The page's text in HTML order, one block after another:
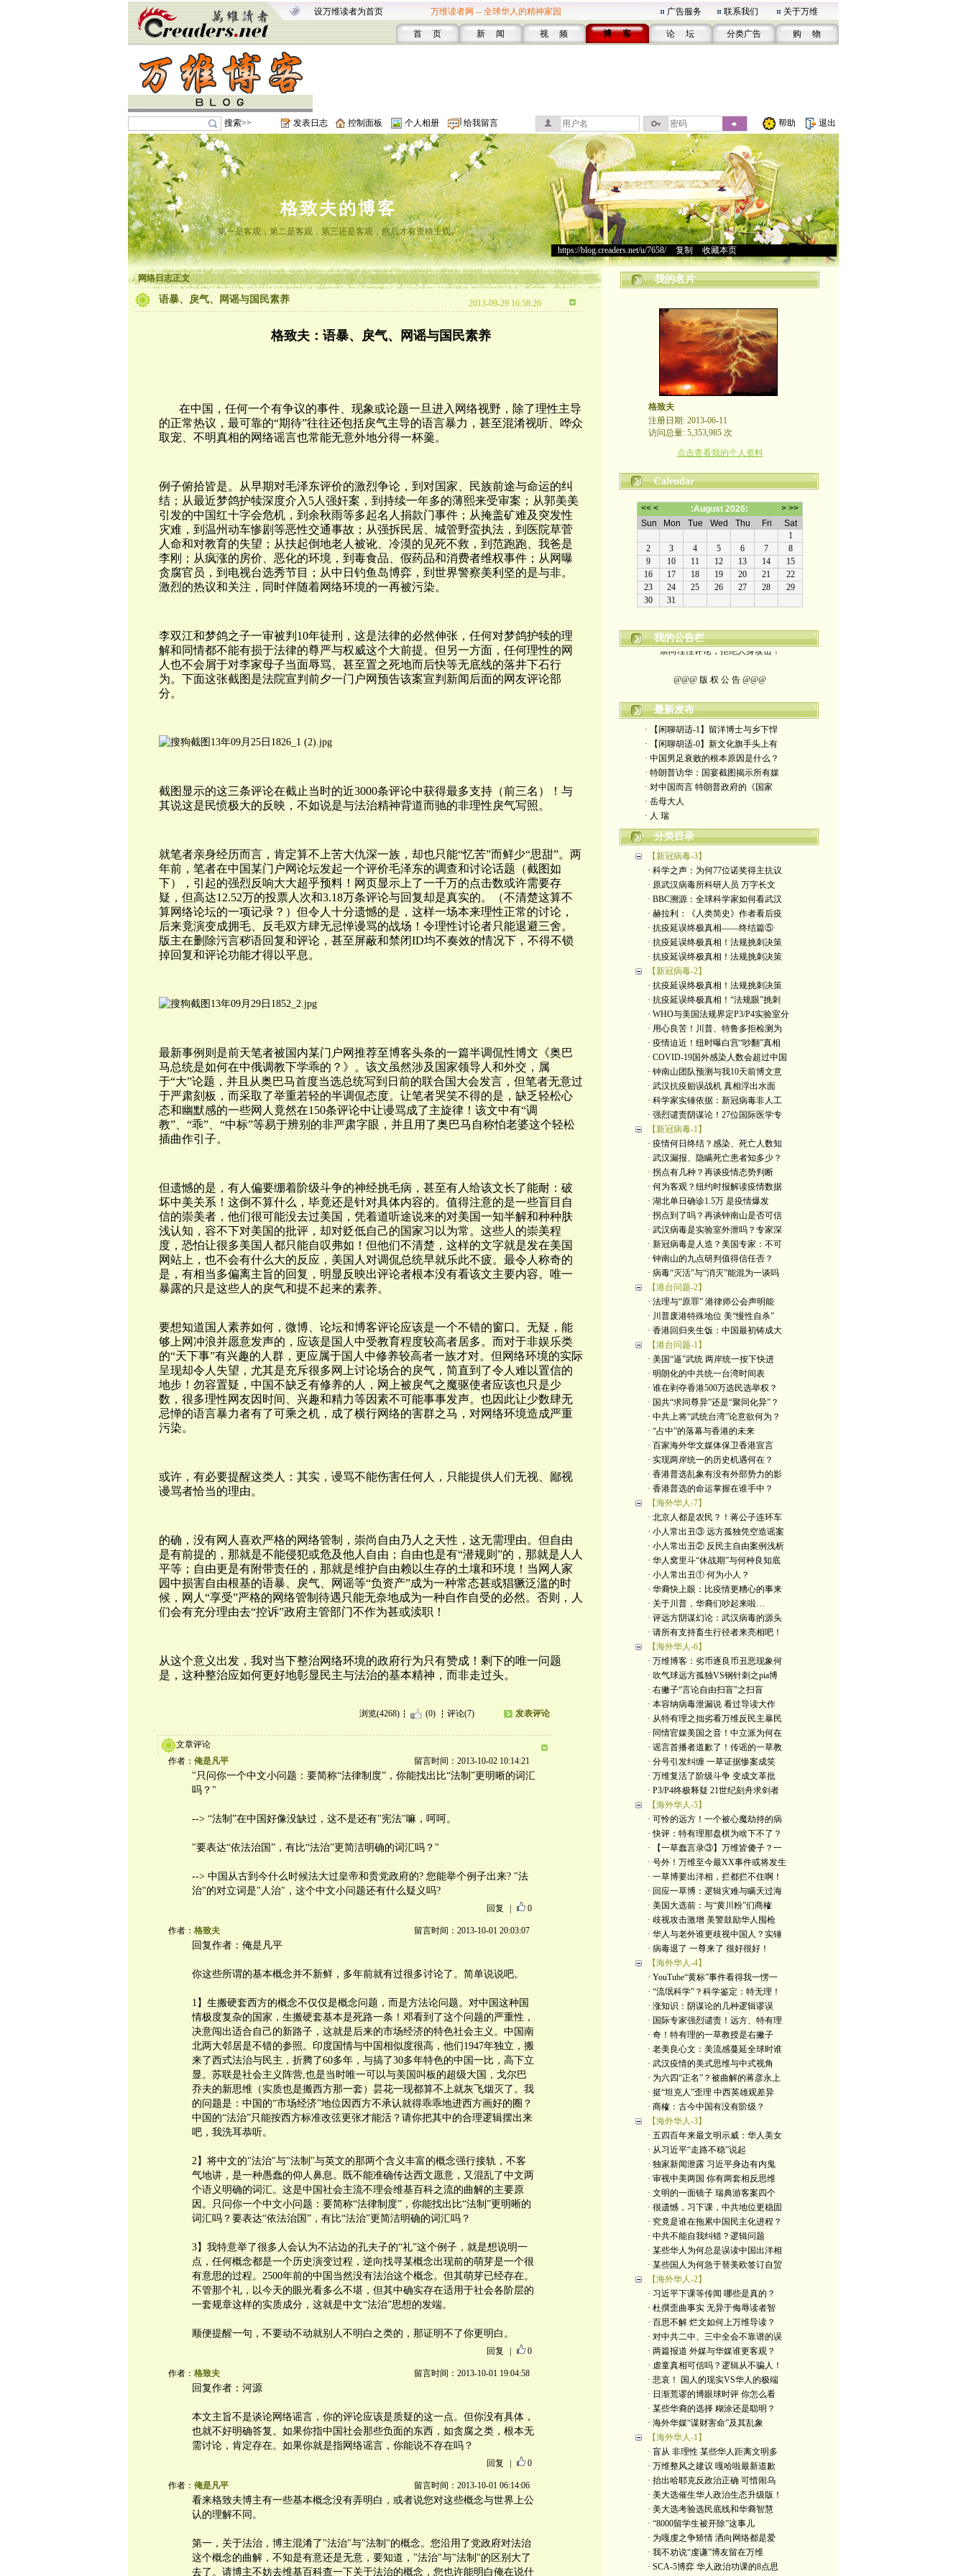
设万维读者为首页 万维读者网 -- 全球华人的精神家园 广告服务 联系我们 关于万维
首 页 新 闻 视 频 博 客 论 坛 分类广告 购 物
搜索>> 发表日志 控制面板 个人相册 给我留言 帮助 退出
格致夫的博客
第一是客观，第二是客观，第三还是客观，然后才有资格主观。
https://blog.creaders.net/u/7658/> 复制 收藏本页
网络日志正文
语暴、戾气、网谣与国民素养 2013-09-29 16:58:26
格致夫：语暴、戾气、网谣与国民素养
在中国，任何一个有争议的事件、现象或论题一旦进入网络视野，除了理性主导
的正常热议，最可靠的“期待”往往还包括戾气主导的语言暴力，甚至混淆视听、哗众
取宠、不明真相的网络谣言也常能无意外地分得一杯羹。
例子俯拾皆是。从早期对毛泽东评价的激烈争论，到对国家、民族前途与命运的纠
结；从最近梦鸽护犊深度介入5人强奸案，到持续一年多的薄熙来受审案；从郭美美
引发的中国红十字会危机，到余秋雨等多起名人捐款门事件；从掩盖矿难及突发性
灾难，到温州动车惨剧等恶性交通事故；从强拆民居、城管野蛮执法，到医院草菅
人命和对教育的失望；从扶起倒地老人被讹、冷漠的见死不救，到范跑跑、我爸是
李刚；从疯涨的房价、恶化的环境，到毒食品、假药品和消费者维权事件；从网曝
贪腐官员，到电视台选秀节目；从中日钓鱼岛博弈，到世界警察美利坚的是与非。
激烈的热议和关注，同时伴随着网络环境的一再被污染。
李双江和梦鸽之子一审被判10年徒刑，这是法律的必然伸张，任何对梦鸽护犊的理
解和同情都不能有损于法律的尊严与权威这个大前提。但另一方面，任何理性的网
人也不会屑于对李家母子当面辱骂、甚至置之死地而后快等无底线的落井下石行
为。下面这张截图是法院宣判前夕一门户网预告该案宣判新闻后面的网友评论部
分。
截图显示的这三条评论在截止当时的近3000条评论中获得最多支持（前三名）！与
其说这是民愤极大的反映，不如说是与法治精神背道而驰的非理性戾气写照。
就笔者亲身经历而言，肯定算不上苦大仇深一族，却也只能“忆苦”而鲜少“思甜”。两
年前，笔者在中国某门户网论坛发起一个评价毛泽东的调查和讨论话题（截图如
下），引起的强烈反响大大超乎预料！网页显示上了一千万的点击数或许需要存
疑，但高达12.52万的投票人次和3.18万条评论与回复却是真实的。（不清楚这算不
算网络论坛的一项记录？）但令人十分遗憾的是，这样一场本来理性正常的讨论，
后来竟演变成拥毛、反毛双方肆无忌惮谩骂的战场！令理性讨论者只能退避三舍。
版主在删除污言秽语回复和评论，甚至屏蔽和禁闭ID均不奏效的情况下，不得不锁
掉回复和评论功能才得以平息。
最新事例则是前天笔者被国内某门户网推荐至博客头条的一篇半调侃性博文《奥巴
马总统是如何在中俄调教下学乖的？》。该文虽然涉及国家领导人和外交，属
于“大”论题，并且从奥巴马首度当选总统写到日前的联合国大会发言，但笔者无意过
于严肃刻板，而采取了举重若轻的半调侃态度。让笔者哭笑不得的是，缺乏轻松心
态和幽默感的一些网人竟然在150条评论中让谩骂成了主旋律！该文中有“调
教”、“乖”、“中标”等易于辨别的非严肃字眼，并且用了奥巴马自称怕老婆这个轻松
插曲作引子。
但遗憾的是，有人偏要绷着阶级斗争的神经挑毛病，甚至有人给该文长了能耐：破
坏中美关系！这倒不算什么，毕竟还是针对具体内容的。值得注意的是一些盲目自
信的崇美者，他们很可能没去过美国，凭着道听途说来的对美国一知半解和种种肤
浅认知，容不下对美国的批评，却对贬低自己的国家习以为常。这些人的崇美程
度，恐怕让很多美国人都只能自叹弗如！但他们不清楚，这样的文字就是发在美国
网站上，也不会有什么大的反应，美国人对调侃总统早就乐此不疲。最令人称奇的
是，有相当多偏离主旨的回复，明显反映出评论者根本没有看该文主要内容。唯一
暴露的只是这些人的戾气和提不起来的素养。
要想知道国人素养如何，微博、论坛和博客评论应该是一个不错的窗口。无疑，能
够上网冲浪并愿意发声的，应该是国人中受教育程度较高者居多。而对于非娱乐类
的“天下事”有兴趣的人群，更应属于国人中修养较高者一族才对。但网络环境的实际
呈现却令人失望，尤其是充斥很多网上讨论场合的戾气，简直到了令人难以置信的
地步！勿容置疑，中国不缺乏有修养的人，网上被戾气之魔驱使者应该也只是少
数，很多理性网友因时间、兴趣和精力等因素不可能事事发声。也因此让少数肆无
忌惮的语言暴力者有了可乘之机，成了横行网络的害群之马，对网络环境造成严重
污染。
或许，有必要提醒这类人：其实，谩骂不能伤害任何人，只能提供人们无视、鄙视
谩骂者恰当的理由。
的确，没有网人喜欢严格的网络管制，崇尚自由乃人之天性，这无需理由。但自由
是有前提的，那就是不能侵犯或危及他人自由；自由也是有“潜规则”的，那就是人人
平等；自由更是有附带责任的，那就是维护自由赖以生存的土壤和环境！当网人家
园中损害自由根基的语暴、戾气、网谣等“负资产”成为一种常态甚或猖獗泛滥的时
候，网人“享受”严格的网络管制待遇只能无奈地成为一种自作自受的必然。否则，人
们会有充分理由去“控诉”政府主管部门不作为甚或渎职！
从这个意义出发，我对当下整治网络环境的政府行为只有赞成！剩下的唯一问题
是，这种整治应如何更好地彰显民主与法治的基本精神，而非走过头。
浏览(4268) (0) 评论(7) 发表评论
文章评论
作者： 俺是凡平 留言时间：2013-10-02 10:14:21
"只问你一个中文小问题：要简称“法律制度”，你能找出比“法制”更明晰的词汇
吗？"
--> “法制”在中国好像没缺过，这不是还有"宪法"嘛，呵呵。
"要表达“依法治国”，有比“法治”更简洁明确的词汇吗？"
--> 中国从古到今什么时候法大过皇帝和贵党政府的? 您能举个例子出来? "法
治"的对立词是"人治"，这个中文小问题还有什么疑义吗?
回复 0
作者： 格致夫 留言时间：2013-10-01 20:03:07
回复作者：俺是凡平
你这些所谓的基本概念并不新鲜，多年前就有过很多讨论了。简单说说吧。
1】生搬硬套西方的概念不仅仅是概念问题，而是方法论问题。对中国这种国
情极度复杂的国家，生搬硬套基本是死路一条！邓看到了这个问题的严重性，
决意闯出适合自己的新路子，这就是后来的市场经济的特色社会主义。中国南
北两大邻居是不错的参照。印度国情与中国相似度很高，他们1947年独立，搬
来了西式法治与民主，折腾了60多年，与搞了30多年特色的中国一比，高下立
显。苏联是社会主义阵营,也是当时唯一可以与美国叫板的超级大国，戈尔巴
乔夫的新思维（实质也是搬西方那一套）昙花一现都算不上就灰飞烟灭了。我
的问题是：中国的“市场经济”地位因西方不承认就得乖乖地进西方画好的圈？
中国的“法治”只能按西方标准改弦更张才能活？请你把其中的合理逻辑摆出来
吧，我洗耳恭听。
2】将中文的"法治"与"法制"与英文的那两个含义丰富的概念强行接轨，不客
气地讲，是一种愚蠢的仰人鼻息。既不能准确传达西文愿意，又混乱了中文两
个语义明确的词汇。这是中国社会主流不理会维基百科之流的曲解的主要原
因。只问你一个中文小问题：要简称“法律制度”，你能找出比“法制”更明晰的
词汇吗？要表达“依法治国”，有比“法治”更简洁明确的词汇吗？
3】我特意举了很多人会认为不沾边的孔夫子的“礼”这个例子，就是想说明一
点，任何概念都是一个历史演变过程，逆向找寻某概念出现前的萌芽是一个很
有意思的过程。2500年前的中国当然没有法治这个概念。但其萌芽已经存在。
不管那个礼，以今天的眼光看多么不堪，但其中确实存在适用于社会各阶层的
一套规章这样的实质成分，这就是中文“法治”思想的发端。
顺便提醒一句，不要动不动就别人不明白之类的，那证明不了你更明白。
回复 0
作者： 格致夫 留言时间：2013-10-01 19:04:58
回复作者：河源
本文主旨不是谈论网络谣言，你的评论应该是质疑的这一点。但你没有具体，
也就不好明确答复。如果你指中国社会那些负面的东西，如贪腐之类，根本无
需讨论，肯定存在。如果你就是指网络谣言，你能说不存在吗？
回复 0
作者： 俺是凡平 留言时间：2013-10-01 06:14:06
看来格致夫博主有一些基本概念没有弄明白，或者说您对这些概念与世界上公
认的理解不同。
第一，关于法治，博主混淆了"法治"与"法制"的概念。您沿用了党政府对法治
这个概念的曲解，不知是有意还是无意，要知道，"法治"与"法制"的区别大了
去了。请博主不妨去维基百科查一下关于法治的概念，您也许能明白俺在说什
我的名片
格致夫
注册日期: 2013-06-11
访问总量: 5,353,985 次
点击查看我的个人资料
Calendar
我的公告栏
崇尚理性评论，拒绝人身攻击！
除特别注明者外，均为原创。
转载或制作视频，
须注明如下版权信息：
作者（格致夫）和出处（万维链接）
最新发布
· 【闲聊胡适-1】留洋博士与乡下悍
· 【闲聊胡适-0】新文化旗手头上有
· 中国男足衰败的根本原因是什么？
· 特朗普访华：国宴截图揭示所有媒
· 对中国而言 特朗普政府的《国家
· 岳母大人
· 人 瑞
分类目录
【新冠病毒-3】
· 科学之声：为何77位诺奖得主抗议
· 原武汉病毒所科研人员 万字长文
· BBC溯源：全球科学家如何看武汉
· 赫拉利：《人类简史》作者看后疫
· 抗疫延误终极真相——终结篇⑤
· 抗疫延误终极真相！法规挑刺决策
· 抗疫延误终极真相！法规挑刺决策
【新冠病毒-2】
· 抗疫延误终极真相！法规挑刺决策
· 抗疫延误终极真相！“法规眼”挑刺
· WHO与美国法规界定P3/P4实验室分
· 用心良苦！川普、特鲁多拒检测为
· 疫情迫近！纽时曝白宫“吵翻”真相
· COVID-19国外感染人数会超过中国
· 钟南山团队预测与我10天前博文意
· 武汉抗疫贻误战机 真相浮出水面
· 科学家实锤依据：新冠病毒非人工
· 强烈谴责阴谋论！27位国际医学专
【新冠病毒-1】
· 疫情何日终结？感染、死亡人数知
· 武汉漏报、隐瞒死亡患者知多少？
· 拐点有几种？再谈疫情态势判断
· 何为客观？纽约时报解读疫情数据
· 湖北单日确诊1.5万 是疫情爆发
· 拐点到了吗？再谈钟南山是否可信
· 武汉病毒是实验室外泄吗？专家深
· 新冠病毒是人造？美国专家：不可
· 钟南山的九点研判值得信任否？
· 病毒“灭活”与“消灭”能混为一谈吗
【港台问题-2】
· 法理与“原罪” 港律师公会声明能
· 川普废港特殊地位 美“慢性自杀”
· 香港回归夹生饭：中国最初铸成大
【港台问题-1】
· 美国“逼”武统 两岸统一按下快进
· 明朗化的中共统一台湾时间表
· 谁在剥夺香港500万选民选举权？
· 国共“求同尊异”还是“聚同化异”？
· 中共上将“武统台湾”论意欲何为？
· “占中”的落幕与香港的未来
· 百家海外华文媒体保卫香港宣言
· 实现两岸统一的历史机遇何在？
· 香港普选乱象有没有外部势力的影
· 香港普选的命运掌握在谁手中？
【海外华人-7】
· 北京人都是农民？！蒋公子连环车
· 小人常出丑③ 远方孤独凭空造谣案
· 小人常出丑② 反民主自由案例浅析
· 华人窝里斗“休战期”与何种良知底
· 小人常出丑① 何为小人？
· 华裔快上眼：比疫情更糟心的事来
· 关于川普，华裔们吵起来啦…
· 评远方阴谋幻论：武汉病毒的源头
· 请所有支持畜生行径者来亮相吧！
【海外华人-6】
· 万维博客：劣币逐良币丑恶现象何
· 吹气球远方孤独VS钢针刺之pia博
· 右撇子“言论自由扫盲”之扫盲
· 本容纳病毒泄漏说 看过导读大作
· 从特有理之拙劣看万维反民主暴民
· 同情官媒美国之音！中立派为何在
· 谣言首播者道歉了！传谣的一草教
· 分号引发纠缠 一草证据惨案成笑
· 万维复活了阶级斗争 变成文革批
· P3/P4终极释疑 21世纪刻舟求剑者
【海外华人-5】
· 可怜的远方！一个被心魔劫持的病
· 快评：特有理那盘棋为啥下不了？
· 【一草蠢言录③】万维皆傻子？一
· 号外！万维至今最XX事件或将发生
· 一草博要出洋相，拦都拦不住啊！
· 回应一草博：逻辑灾难与瞒天过海
· 美国大选前：与“黄川粉”们商榷
· 歧视攻击激增 美警鼓励华人囤枪
· 华人与老外谁更歧视中国人？实锤
· 病毒退了 一尊来了 很好很好！
【海外华人-4】
· YouTube“黄标”事件看得我一愣一
· “流氓科学”？科学鉴定：特无理！
· 涨知识：阴谋论的几种逻辑谬误
· 国际专家强烈谴责！远方、特有理
· 奇！特有理的一草教授是右撇子
· 老美良心文：美流感蔓延全球时谁
· 武汉疫情的美式思维与中式视角
· 为六四“正名”？被曲解的蒋彦永上
· 挺“坦克人”歪理 中西英雄观差异
· 商榷：古今中国有没有阶级？
【海外华人-3】
· 五四百年来最文明示威：华人美女
· 从习近平“走路不稳”说起
· 独家新闻泄露 习近平身边有内鬼
· 审视中美两国 你有两套相反思维
· 文明的一面镜子 瑞典游客案四个
· 很遗憾，习下课，中共地位更稳固
· 究竟是谁在拖累中国民主化进程？
· 中共不能自我纠错？逻辑问题
· 某些华人为何总是误读中国出洋相
· 某些国人为何急于替美欧签订自贸
【海外华人-2】
· 习近平下课等传闻 哪些是真的？
· 杜撰歪曲事实 无异于侮辱读者智
· 百思不解 烂文如何上万维导读？
· 对中共二中、三中全会不靠谱的误
· 两篇报道 外媒与华媒谁更客观？
· 虐童真相可信吗？逻辑从不骗人！
· 悲哀！ 国人的现实VS华人的极端
· 日渐荒谬的博眼球时评 你怎么看
· 某些华裔的选择 糊涂还是聪明？
· 海外华媒“谋财害命”及其乱象
【海外华人-1】
· 盲从 非理性 某些华人距离文明多
· 万维整风之建议 嘎哈啦最新道歉
· 抬出哈耶克反政治正确 可惜闹乌
· 美大选催生华人政治生态升级版！
· 美大选考验选民底线和华裔智慧
· “8000留学生被开除”这事儿
· 为嘎虔之争矫情 洒向网络都是爱
· 我不劝说“虔谦”博友留在万维
· SCA-5博弈 华人政治功课的8点思